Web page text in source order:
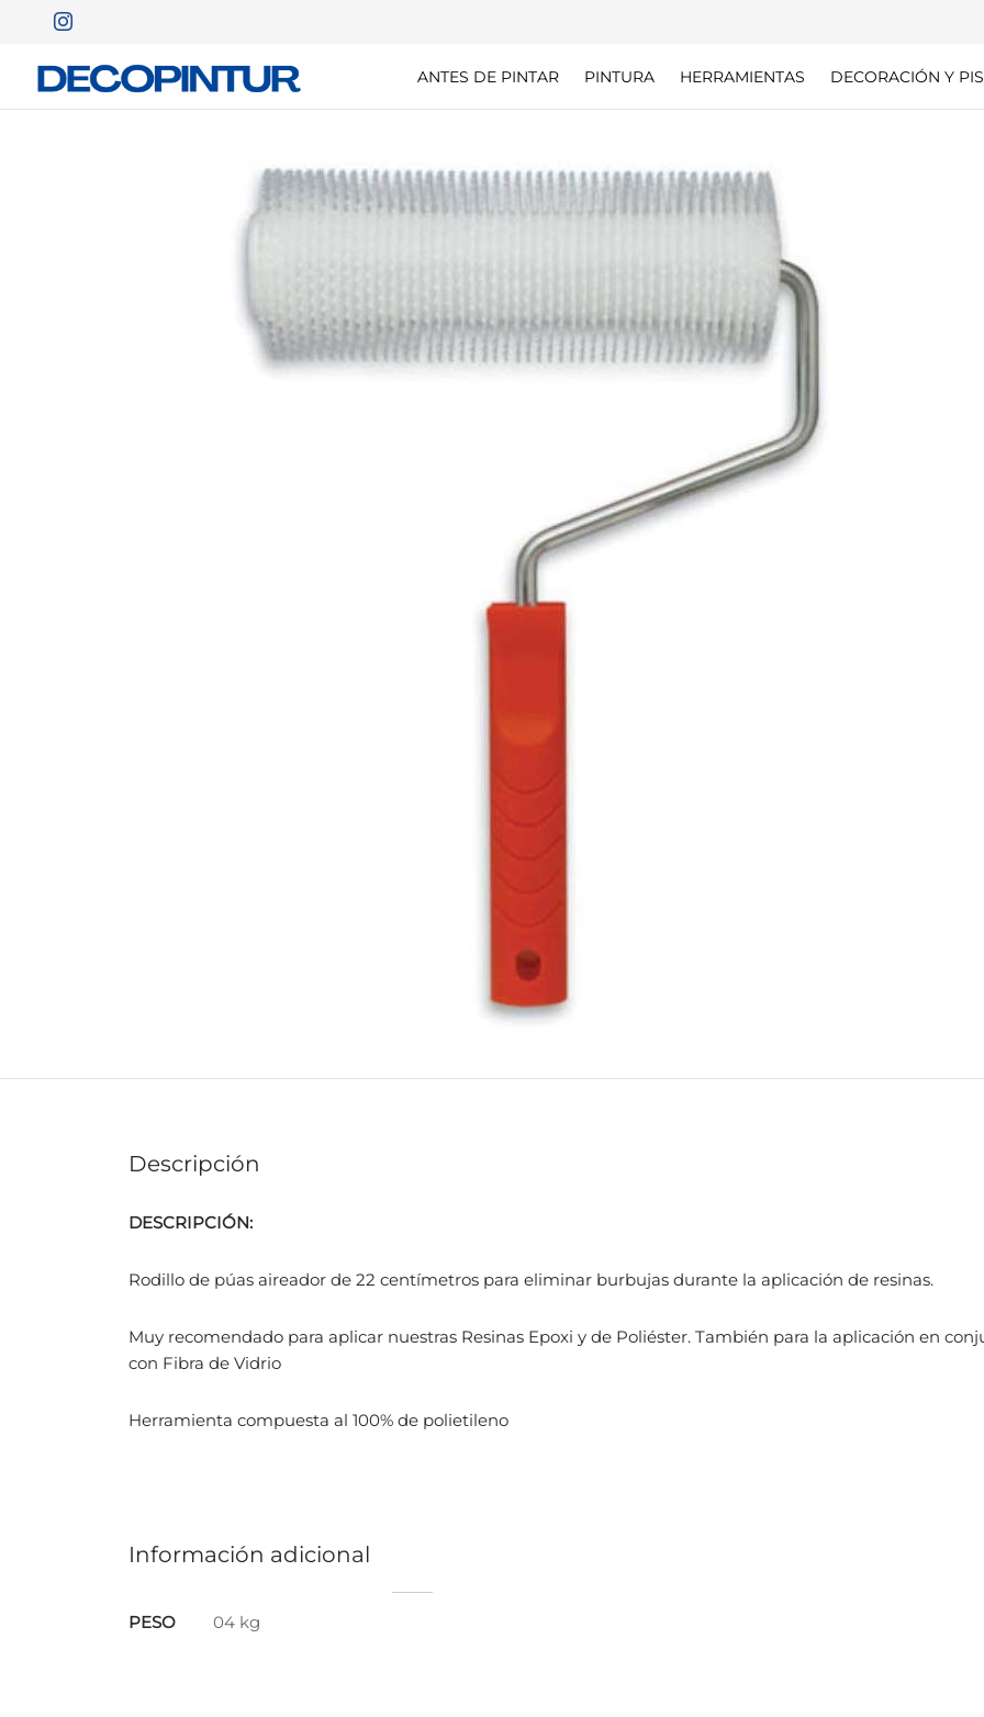
ANTES DE PINTAR PINTURA HERRAMIENTAS DECORACIÓN Y
Descripción
DESCRIPCIÓN:
Rodillo de púas aireador de 22 centímetros para eliminar burbujas durante la aplicación de resinas.
Muy recomendado para aplicar nuestras Resinas Epoxi y de Poliéster. También para la aplicación en
con Fibra de Vidrio
Herramienta compuesta al 100% de polietileno
Información adicional
PESO 04 kg